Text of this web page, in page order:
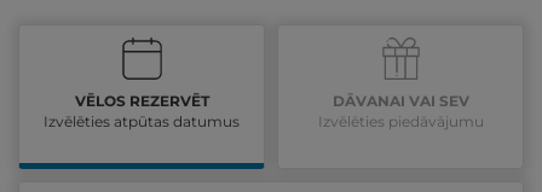
VĒLOS REZERVĒT
Izvēlēties atpūtas datumus
DĀVANAI VAI SEV
Izvēlēties piedāvājumu